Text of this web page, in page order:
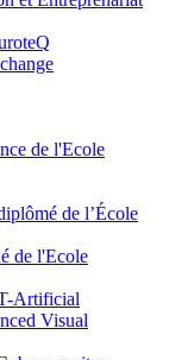
de l'Ecole
de l’École
de l'Ecole
Artificial
Visual